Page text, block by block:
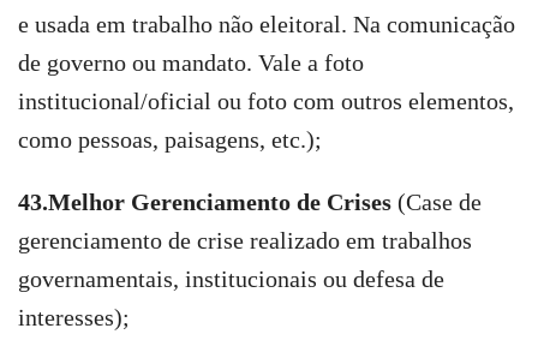
e usada em trabalho não eleitoral. Na comunicação
de governo ou mandato. Vale a foto
institucional/oficial ou foto com outros elementos,
como pessoas, paisagens, etc.);
43.Melhor Gerenciamento de Crises (Case de
gerenciamento de crise realizado em trabalhos
governamentais, institucionais ou defesa de
interesses);